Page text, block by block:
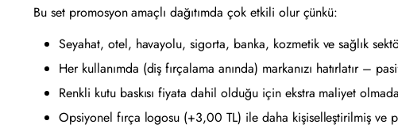
Bu set promosyon amaçlı dağıtımda çok etkili olur çünkü:
Seyahat, otel, havayolu, sigorta, banka, kozmetik ve sağlık
Her kullanımda (diş fırçalama anında) markanızı hatırlatır –
Renkli kutu baskısı fiyata dahil olduğu için ekstra maliyet
Opsiyonel fırça logosu (+3,00 TL) ile daha kişiselleştirilmiş ve